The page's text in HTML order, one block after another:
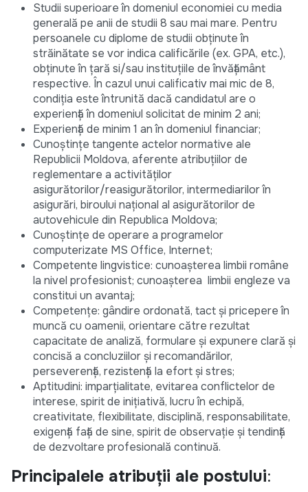
Studii superioare în domeniul economiei cu media
generală pe anii de studii 8 sau mai mare. Pentru
persoanele cu diplome de studii obținute în
străinătate se vor indica calificările (ex. GPA, etc.),
obținute în țară si/sau instituțiile de învățământ
respective. În cazul unui calificativ mai mic de 8,
condiția este întrunită dacă candidatul are o
experiență în domeniul solicitat de minim 2 ani;
Experiență de minim 1 an în domeniul financiar;
Cunoștințe tangente actelor normative ale
Republicii Moldova, aferente atribuțiilor de
reglementare a activităților
asigurătorilor/reasigurătorilor, intermediarilor în
asigurări, biroului național al asigurătorilor de
autovehicule din Republica Moldova;
Cunoștințe de operare a programelor
computerizate MS Office, Internet;
Competente lingvistice: cunoașterea limbii române
la nivel profesionist; cunoașterea limbii engleze va
constitui un avantaj;
Competențe: gândire ordonată, tact și pricepere în
muncă cu oamenii, orientare către rezultat
capacitate de analiză, formulare și expunere clară și
concisă a concluziilor și recomandărilor,
perseverență, rezistență la efort și stres;
Aptitudini: imparțialitate, evitarea conflictelor de
interese, spirit de inițiativă, lucru în echipă,
creativitate, flexibilitate, disciplină, responsabilitate,
exigență față de sine, spirit de observație și tendință
de dezvoltare profesională continuă.
Principalele atribuții ale postului: